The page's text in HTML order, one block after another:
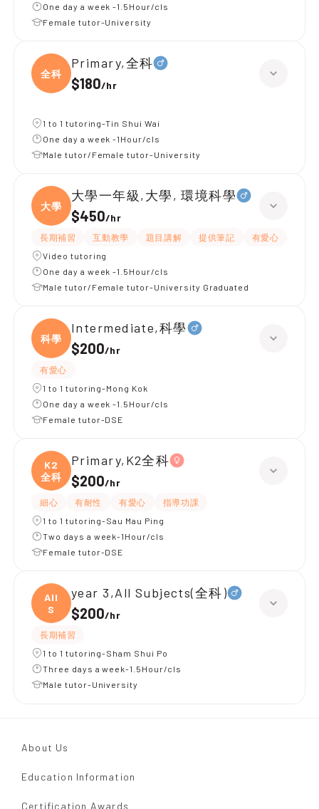
One day a week -1.5Hour/cls
Female tutor-University
全科
Primary,全科
$180/hr
1 to 1 tutoring-Tin Shui Wai
One day a week -1Hour/cls
Male tutor/Female tutor-University
大學
大學一年級,大學, 環境科學
$450/hr
長期補習 互動教學 題目講解 提供筆記 有愛心
Video tutoring
One day a week -1.5Hour/cls
Male tutor/Female tutor-University Graduated
科學
Intermediate,科學
$200/hr
有愛心
1 to 1 tutoring-Mong Kok
One day a week -1.5Hour/cls
Female tutor-DSE
K2
全科
Primary,K2全科
$200/hr
細心 有耐性 有愛心
指導功課
1 to 1 tutoring-Sau Mau Ping
Two days a week-1Hour/cls
Female tutor-DSE
All
S
year 3,All Subjects(全科)
$200/hr
長期補習
1 to 1 tutoring-Sham Shui Po
Three days a week-1.5Hour/cls
Male tutor-University
About Us
Education Information
Certification Awards